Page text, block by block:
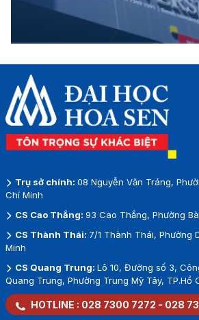
Trụ sở chính: 08 Nguyễn Văn Tráng,
Chí Minh
CS Cao Thắng: 93 Cao Thắng, Phường
CS Thành Thái: 7/1 Thành Thái, Phường
Minh
CS Quang Trung: Lô 10, Đường số 3,
Quang Trung, Phường Trung Mỹ Tây, TP.Hồ
HOTLINE : 028 7300 7272 - 028